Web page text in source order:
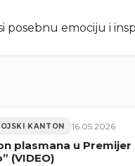
posebnu emociju i
KANTON 16.05.2026
plasmana u Premijer
(VIDEO)